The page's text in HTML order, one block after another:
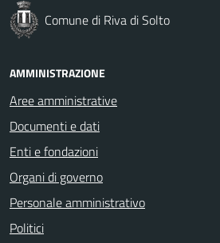
Comune di Riva di Solto
AMMINISTRAZIONE
Aree amministrative
Documenti e dati
Enti e fondazioni
Organi di governo
Personale amministrativo
Politici